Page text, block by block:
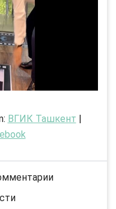
ВГИК Ташкент |